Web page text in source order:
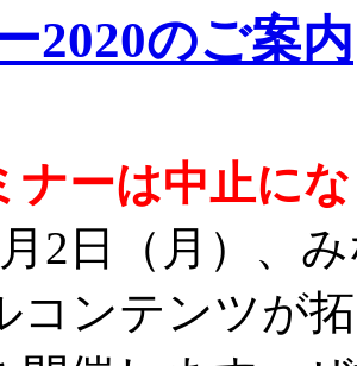
2020のご案内
ーは中止に
2日（月）、
コンテンツが